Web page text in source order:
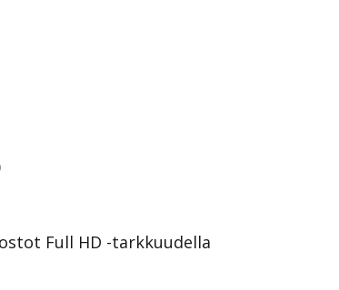
Full HD -tarkkuudella